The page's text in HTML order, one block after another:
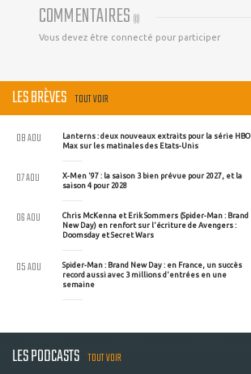
COMMENTAIRES (0)
Vous devez être connecté pour participer
LES BRÈVES TOUT VOIR
Lanterns : deux nouveaux extraits pour la série HBO
Max sur les matinales des Etats-Unis
08 AOU
X-Men '97 : la saison 3 bien prévue pour 2027, et la
saison 4 pour 2028
07 AOU
Chris McKenna et Erik Sommers (Spider-Man : Brand
New Day) en renfort sur l'écriture de Avengers :
Doomsday et Secret Wars
06 AOU
Spider-Man : Brand New Day : en France, un succès
record aussi avec 3 millions d'entrées en une
semaine
05 AOU
LES PODCASTS TOUT VOIR